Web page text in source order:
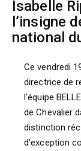
Isabelle
l’insigne
national
Ce vendredi
directrice de
l'équipe
de Chevalier
distinction
d'exception